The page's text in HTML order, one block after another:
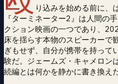
り込みを始める前に、
『ターミネーター2』は人間の
クション映画の一つであり、
床を揺らす本物のスピーカーで
ぎもせず、自分が携帯を持って
験だ。ジェームズ・キャメロン
続編とは何かを静かに書き換えた